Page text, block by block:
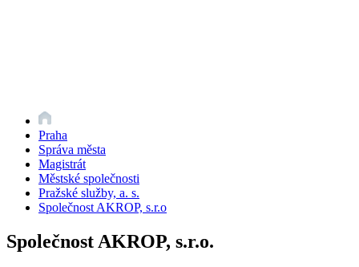
Praha
Správa města
Magistrát
Městské společnosti
Pražské služby, a. s.
Společnost AKROP, s.r.o
Společnost AKROP, s.r.o.